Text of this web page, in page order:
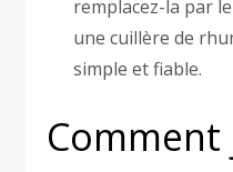
remplacez-la par
une cuillère de
simple et fiable.
Comment